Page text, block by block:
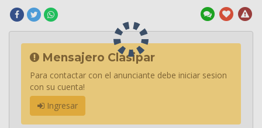
Mensajero Clasipar
Para contactar con el anunciante debe iniciar sesion
con su cuenta!
Ingresar